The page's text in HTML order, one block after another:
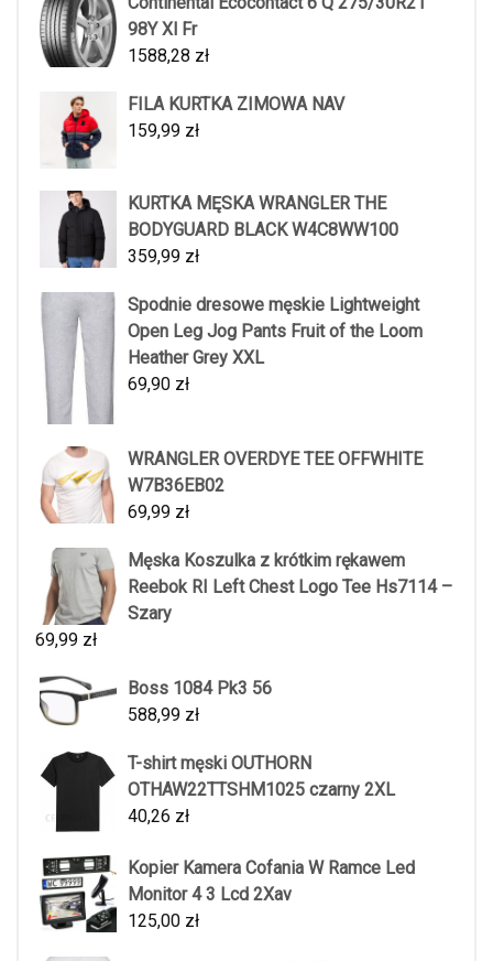
98Y Xl Fr
1588,28 zł
FILA KURTKA ZIMOWA NAV
159,99 zł
KURTKA MĘSKA WRANGLER THE
BODYGUARD BLACK W4C8WW100
359,99 zł
Spodnie dresowe męskie Lightweight
Open Leg Jog Pants Fruit of the Loom
Heather Grey XXL
69,90 zł
WRANGLER OVERDYE TEE OFFWHITE
W7B36EB02
69,99 zł
Męska Koszulka z krótkim rękawem
Reebok RI Left Chest Logo Tee Hs7114 –
Szary
69,99 zł
Boss 1084 Pk3 56
588,99 zł
T-shirt męski OUTHORN
OTHAW22TTSHM1025 czarny 2XL
40,26 zł
Kopier Kamera Cofania W Ramce Led
Monitor 4 3 Lcd 2Xav
125,00 zł